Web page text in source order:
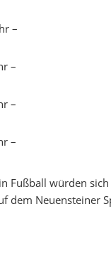
–
–
–
–
Fußball würden
dem Neuensteiner